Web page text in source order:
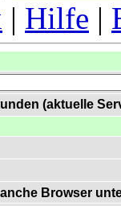
| Hilfe |
(aktuelle
Browser